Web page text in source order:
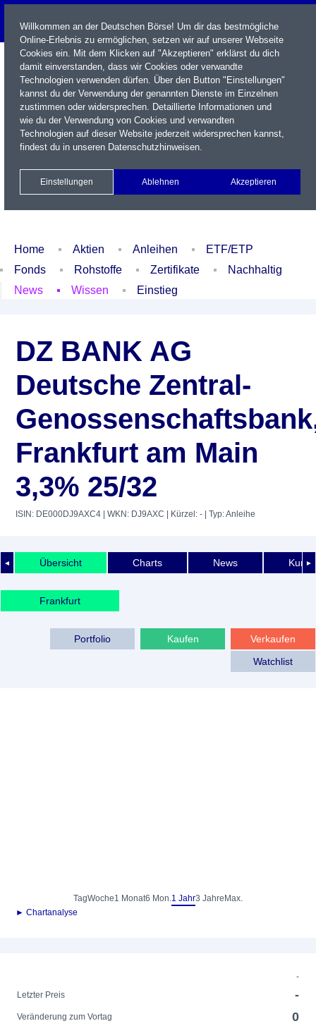
Name / WKN / ISIN / Kürzel
Newsletter Kontakt
Xetra Realtime
Watchlist Portfolio Login
Home Aktien Anleihen
ETF/ETP
Fonds
Rohstoffe Zertifikate
Nachhaltig
News
Wissen Einstieg
DZ BANK AG
Deutsche Zentral-
Frankfurt am Main
3,3% 25/32
ISIN: DE000DJ9AXC4 | WKN: DJ9AXC | Kürzel: - | Typ: Anleihe
◄ ►
Übersicht Charts News
Frankfurt
Verkaufen
Kaufen
Portfolio
Watchlist
TagWoche1 Monat6 Mon.1 Jahr3 Jahre Max.
► Chartanalyse
-
Letzter Preis
-
Veränderung zum Vortag 0
Willkommen an der Deutschen Börse! Um dir das bestmögliche
Online-Erlebnis zu ermöglichen, setzen wir auf unserer Webseite
Cookies ein. Mit dem Klicken auf "Akzeptieren" erklärst du dich
damit einverstanden, dass wir Cookies oder verwandte
Technologien verwenden dürfen. Über den Button "Einstellungen"
kannst du der Verwendung der genannten Dienste im Einzelnen
zustimmen oder widersprechen. Detaillierte Informationen und
wie du der Verwendung von Cookies und verwandten
Technologien auf dieser Website jederzeit widersprechen kannst,
findest du in unseren Datenschutzhinweisen.
Einstellungen Ablehnen Akzeptieren